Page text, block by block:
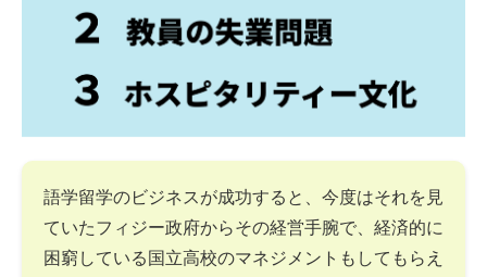
語学留学のビジネスが成功すると、今度はそれを見
ていたフィジー政府からその経営手腕で、経済的に
困窮している国立高校のマネジメントもしてもらえ